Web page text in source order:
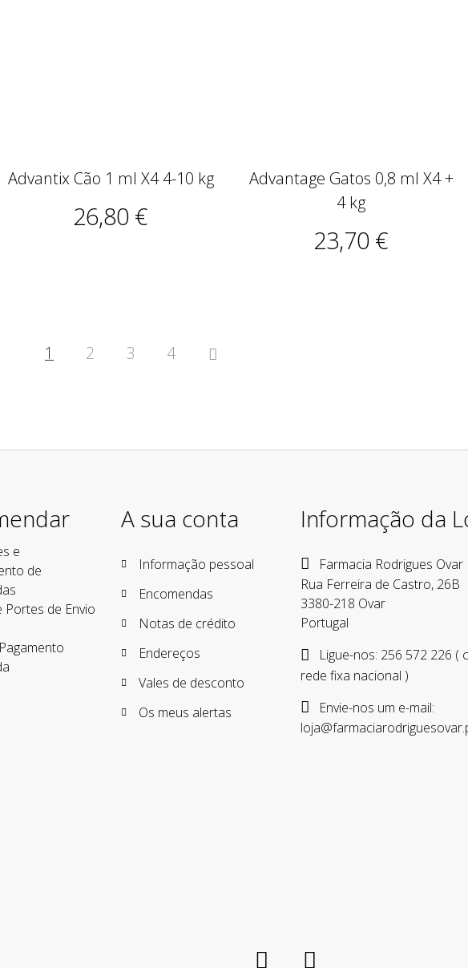
Advantix Cão 1 ml X4 4-10 kg
26,80 €
Advantage Gatos 0,8 ml X4 +
4 kg
23,70 €
1 2 3 4 
e
de
Portes de Envio
A sua conta
Informação pessoal
Encomendas
Notas de crédito
Endereços
Vales de desconto
Os meus alertas
Informação da
Farmacia Rodrigues Ovar
Rua Ferreira de Castro, 26B
3380-218 Ovar
Portugal
Ligue-nos: 256 572 226 (
rede fixa nacional )
Envie-nos um e-mail: